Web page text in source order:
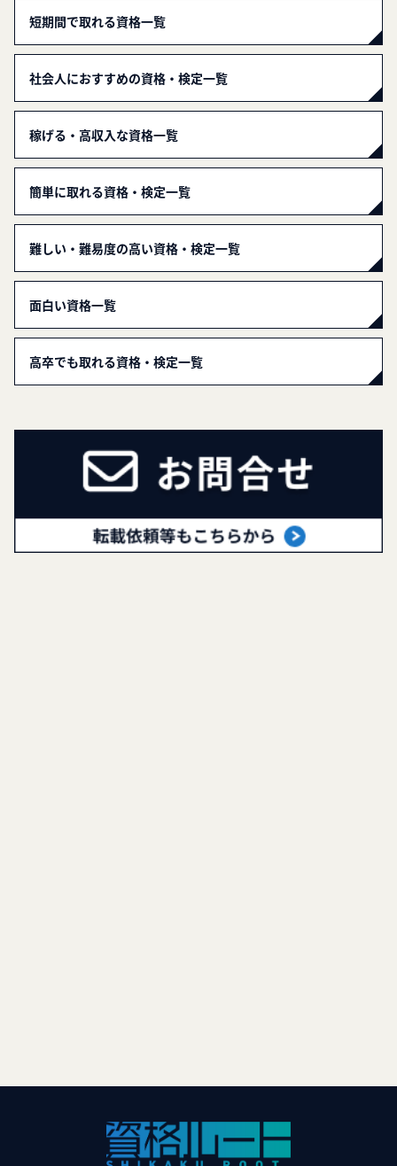
短期間で取れる資格一覧
社会人におすすめの資格・検定一覧
稼げる・高収入な資格一覧
簡単に取れる資格・検定一覧
難しい・難易度の高い資格・検定一覧
面白い資格一覧
高卒でも取れる資格・検定一覧